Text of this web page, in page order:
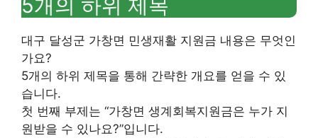
5개의 하위 제목
대구 달성군 가창면 민생재활 지원금 내용은 무엇인
가요?
5개의 하위 제목을 통해 간략한 개요를 얻을 수 있
습니다.
첫 번째 부제는 “가창면 생계회복지원금은 누가 지
원받을 수 있나요?”입니다.